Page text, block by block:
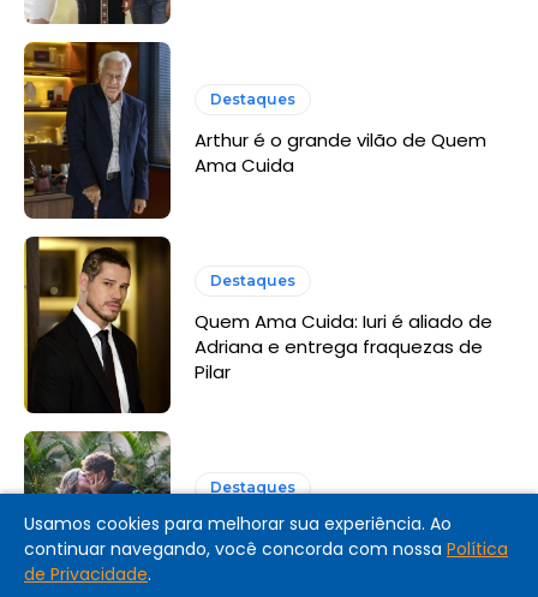
Destaques
Arthur é o grande vilão de Quem
Ama Cuida
Destaques
Quem Ama Cuida: Iuri é aliado de
Adriana e entrega fraquezas de
Pilar
Destaques
Coração Acelerado: resumo dos
últimos capítulos
Usamos cookies para melhorar sua experiência. Ao
continuar navegando, você concorda com nossa Política
de Privacidade.